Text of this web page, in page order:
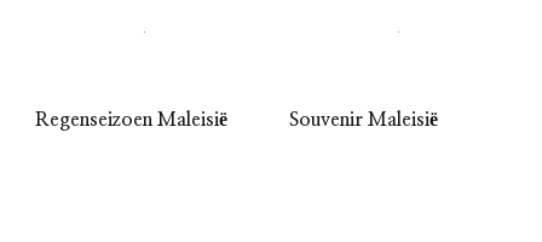
Regenseizoen Maleisië Souvenir Maleisië